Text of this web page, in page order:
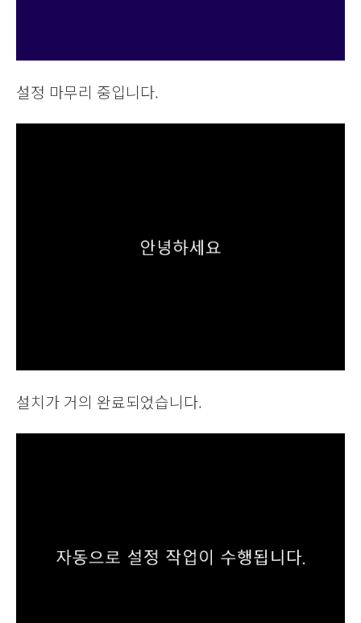
설정 마무리 중입니다.
설치가 거의 완료되었습니다.